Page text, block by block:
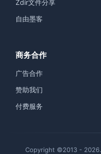
Zdir文件分享
自由墨客
商务合作
广告合作
赞助我们
付费服务
Copyright ©2013 - 2026.